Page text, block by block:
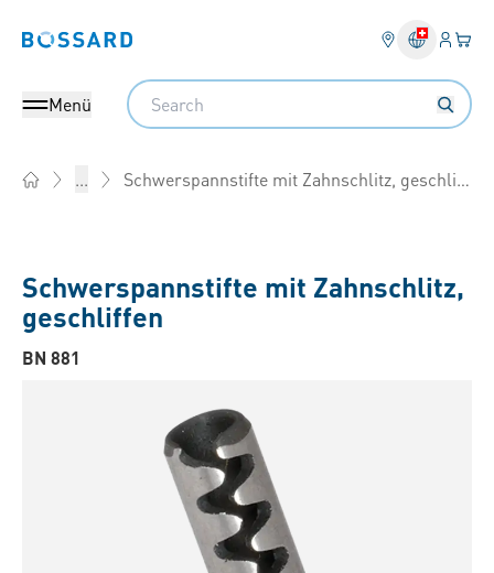
Bossard homepage Ihr
Menü
Search
... Schwerspannstifte mit Zahnschlitz, geschliffen
Schwerspannstifte mit Zahnschlitz,
geschliffen
BN 881